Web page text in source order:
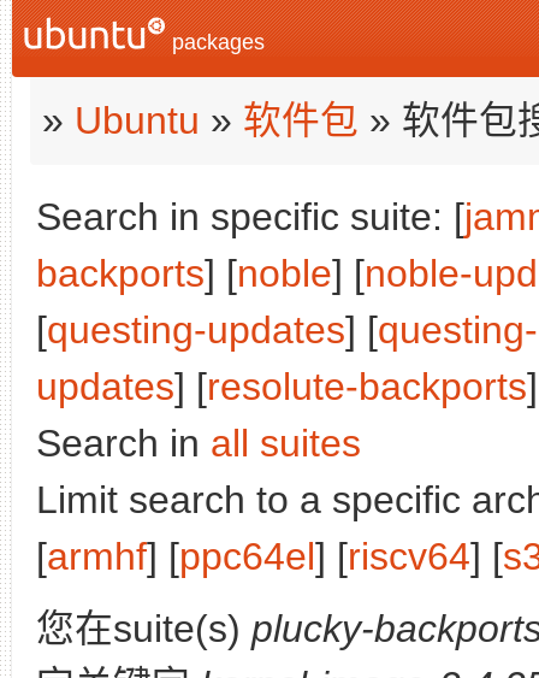
packages
» Ubuntu » 软件包 » 软件包
Search in specific suite: [
backports] [noble] [noble-
[questing-updates] [
updates] [resolute-backports
Search in all suites
Limit search to a specific
[armhf] [ppc64el] [riscv64] [
您在suite(s) plucky-